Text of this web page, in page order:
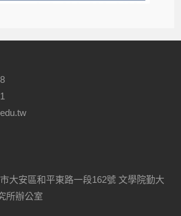
大安區和平東路一段162號 文學院勤大
所辦公室